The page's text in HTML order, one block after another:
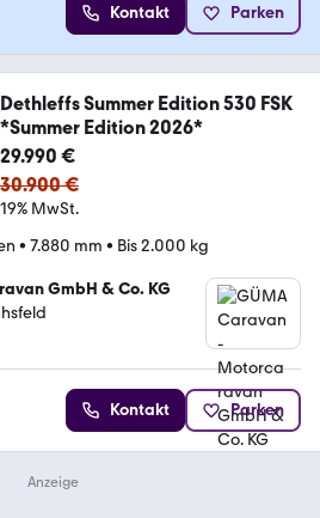
Kontakt Parken
Dethleffs Summer Edition 530 FSK
*Summer Edition 2026*
29.990 €
30.900 €
19% MwSt.
• 7.880 mm • Bis 2.000 kg
GmbH & Co. KG
Kontakt Parken